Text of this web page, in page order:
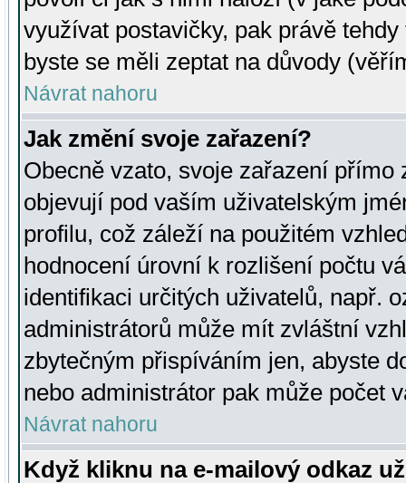
využívat postavičky, pak právě
byste se měli zeptat na důvody
Návrat nahoru
Jak změní svoje zařazení?
Obecně vzato, svoje zařazení přímo
objevují pod vaším uživatelským
profilu, což záleží na použitém
hodnocení úrovní k rozlišení počtu
identifikaci určitých uživatelů, např.
administrátorů může mít zvláštní
zbytečným přispíváním jen, abyste
nebo administrátor pak může počet
Návrat nahoru
Když kliknu na e-mailový odkaz